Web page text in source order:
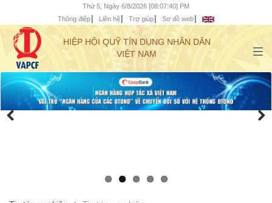
Thứ 5, Ngày 6/8/2026 [08:07:41] PM
Thông điệp
Liên hệ Trợ giúp Sơ đồ web
HIỆP HỘI QUỸ TÍN DỤNG NHÂN DÂN
VIỆT NAM